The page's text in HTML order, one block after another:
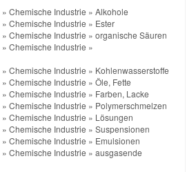
» Chemische Industrie » Alkohole
» Chemische Industrie » Ester
» Chemische Industrie » organische Säuren
» Chemische Industrie »
» Chemische Industrie » Kohlenwasserstoffe
» Chemische Industrie » Öle, Fette
» Chemische Industrie » Farben, Lacke
» Chemische Industrie » Polymerschmelzen
» Chemische Industrie » Lösungen
» Chemische Industrie » Suspensionen
» Chemische Industrie » Emulsionen
» Chemische Industrie » ausgasende